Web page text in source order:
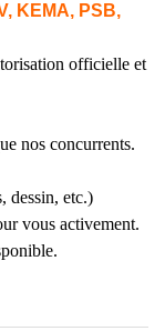
KEMA, PSB,
officielle et
nos concurrents.
dessin, etc.)
vous activement.